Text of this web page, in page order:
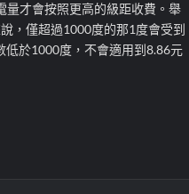
量才會按照更高的級距收費。舉
，僅超過1000度的那1度會受到
低於1000度，不會適用到8.86元